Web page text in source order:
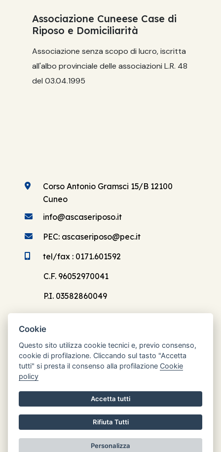
Associazione Cuneese Case di
Riposo e Domiciliarità
Associazione senza scopo di lucro, iscritta
all'albo provinciale delle associazioni L.R. 48
del 03.04.1995
Corso Antonio Gramsci 15/B 12100
Cuneo
info@ascaseriposo.it
PEC: ascaseriposo@pec.it
tel/fax : 0171.601592
C.F. 96052970041
P.I. 03582860049
Orari di apertura
Mar: chiuso
Mer: 8.30 - 12.30
Gio: chiuso
Ven: chiuso
Cookie
Questo sito utilizza cookie tecnici e, previo consenso,
cookie di profilazione. Cliccando sul tasto "Accetta
tutti" si presta il consenso alla profilazione Cookie
policy
Accetta tutti
Rifiuta Tutti
Personalizza